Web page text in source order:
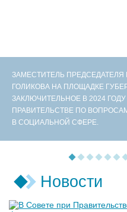
ЗАМЕСТИТЕЛЬ ПРЕДСЕДАТЕЛЯ
ГОЛИКОВА НА ПЛОЩАДКЕ
ЗАКЛЮЧИТЕЛЬНОЕ В 2024
ПРАВИТЕЛЬСТВЕ ПО
В СОЦИАЛЬНОЙ СФЕРЕ.
Новости